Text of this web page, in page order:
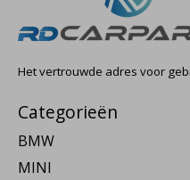
Het vertrouwde adres voor
Categorieën
BMW
MINI